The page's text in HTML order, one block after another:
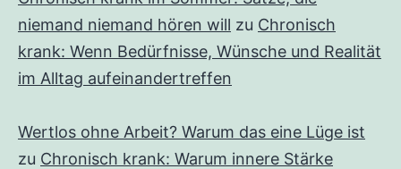
niemand niemand hören will zu Chronisch
krank: Wenn Bedürfnisse, Wünsche und Realität
im Alltag aufeinandertreffen
Wertlos ohne Arbeit? Warum das eine Lüge ist
zu Chronisch krank: Warum innere Stärke